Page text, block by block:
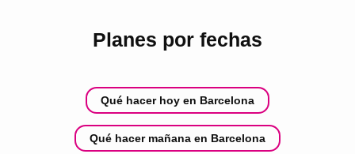
Planes por fechas
Qué hacer hoy en Barcelona
Qué hacer mañana en Barcelona